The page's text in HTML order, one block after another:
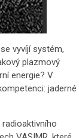
vyvíjí systém,
plazmový
energie? V
jaderné